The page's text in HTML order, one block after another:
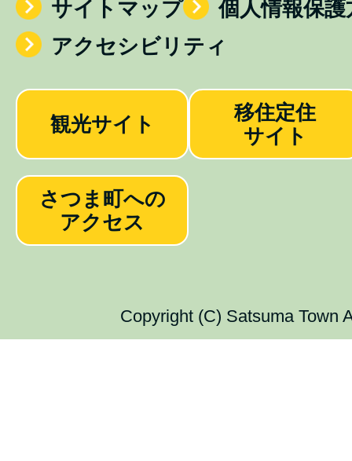
サイトマップ
個人情報保護
アクセシビリティ
観光サイト
移住定住
サイト
さつま町への
アクセス
Copyright (C) Satsuma Town